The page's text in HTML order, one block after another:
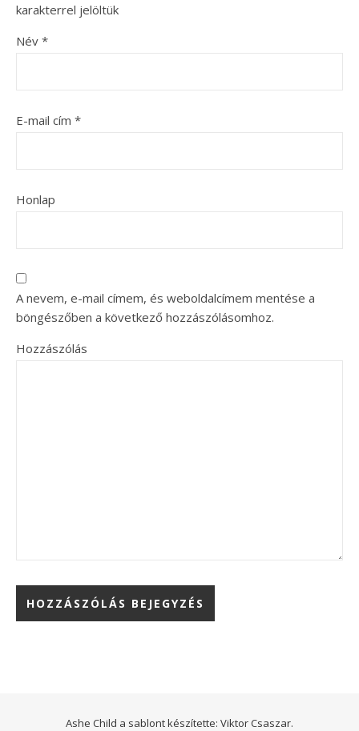
karakterrel jelöltük
Név *
E-mail cím *
Honlap
A nevem, e-mail címem, és weboldalcímem mentése a
böngészőben a következő hozzászólásomhoz.
Hozzászólás
Ashe Child a sablont készítette: Viktor Csaszar.